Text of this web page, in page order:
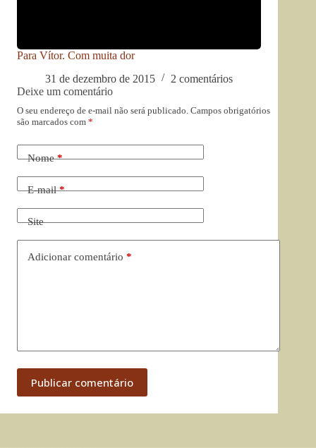
Para Vítor. Com muita dor
31 de dezembro de 2015
2 comentários
Deixe um comentário
O seu endereço de e-mail não será publicado. Campos obrigatórios
são marcados com *
Nome*
E-mail*
Site
Adicionar comentário *
Publicar comentário